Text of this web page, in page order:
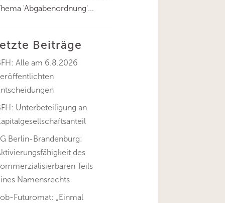
'Abgabenordnung'...
Beiträge
Alle am 6.8.2026
Unterbeteiligung an
Berlin-Brandenburg:
des
Teils
Namensrechts
Futuromat: „Einmal